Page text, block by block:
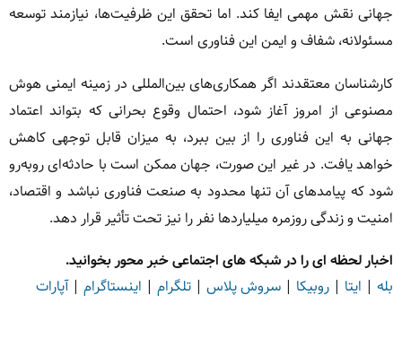
جهانی نقش مهمی ایفا کند. اما تحقق این ظرفیت‌ها، نیازمند توسعه
مسئولانه، شفاف و ایمن این فناوری است.
کارشناسان معتقدند اگر همکاری‌های بین‌المللی در زمینه ایمنی هوش
مصنوعی از امروز آغاز شود، احتمال وقوع بحرانی که بتواند اعتماد
جهانی به این فناوری را از بین ببرد، به میزان قابل توجهی کاهش
خواهد یافت. در غیر این صورت، جهان ممکن است با حادثه‌ای روبه‌رو
شود که پیامدهای آن تنها محدود به صنعت فناوری نباشد و اقتصاد،
امنیت و زندگی روزمره میلیاردها نفر را نیز تحت تأثیر قرار دهد.
اخبار لحظه ای را در شبکه های اجتماعی خبر محور بخوانید.
بله | ایتا | روبیکا | سروش پلاس | تلگرام | اینستاگرام |آپارات